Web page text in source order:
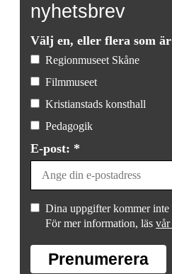
nyhetsbrev
Välj en, eller flera som
Regionmuseet Skåne
Filmmuseet
Kristianstads konsthall
Pedagogik
E-post: *
Dina uppgifter kommer inte
För mer information, läs vår
Prenumerera